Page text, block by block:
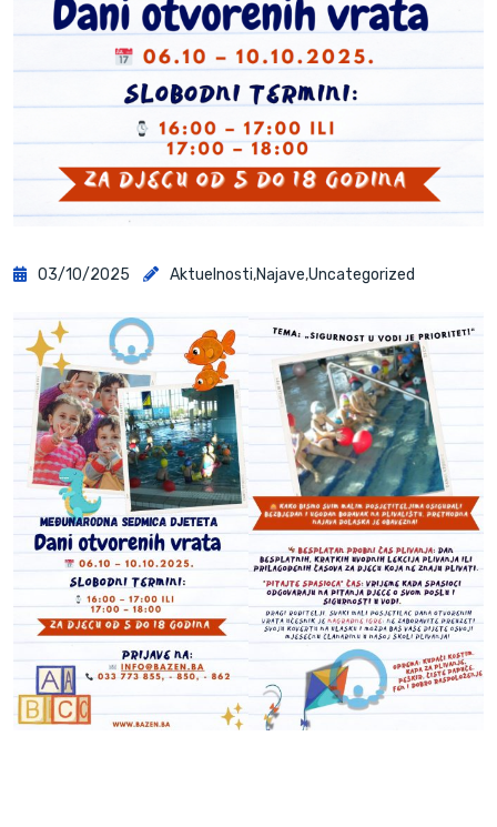
03/10/2025 Aktuelnosti,Najave,Uncategorized